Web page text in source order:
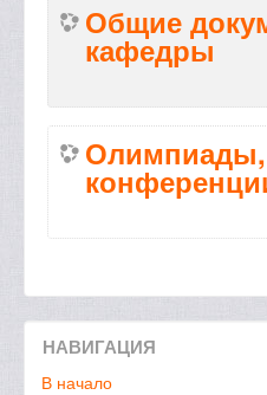
Общие
кафедры
НАВИГАЦИЯ
В начало